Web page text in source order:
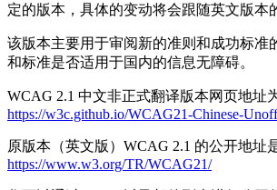
定的版本，具体的变动将会跟随英文版本
该版本主要用于审阅新的准则和成功标准
和标准是否适用于国内的信息无障碍。
WCAG 2.1 中文非正式翻译版本网页地址
https://w3c.github.io/WCAG21-Chinese-
原版本（英文版）WCAG 2.1 的公开地址
https://www.w3.org/TR/WCAG21/